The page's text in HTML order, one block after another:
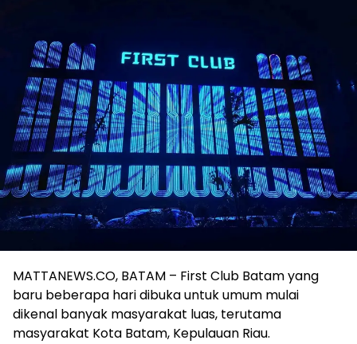
MATTANEWS.CO, BATAM – First Club Batam yang
baru beberapa hari dibuka untuk umum mulai
dikenal banyak masyarakat luas, terutama
masyarakat Kota Batam, Kepulauan Riau.